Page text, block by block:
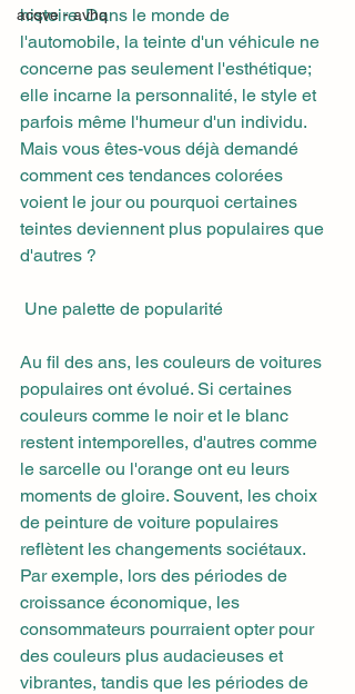
acqve - avhq
histoire. Dans le monde de
l'automobile, la teinte d'un véhicule ne
concerne pas seulement l'esthétique;
elle incarne la personnalité, le style et
parfois même l'humeur d'un individu.
Mais vous êtes-vous déjà demandé
comment ces tendances colorées
voient le jour ou pourquoi certaines
teintes deviennent plus populaires que
d'autres ?
Une palette de popularité
Au fil des ans, les couleurs de voitures
populaires ont évolué. Si certaines
couleurs comme le noir et le blanc
restent intemporelles, d'autres comme
le sarcelle ou l'orange ont eu leurs
moments de gloire. Souvent, les choix
de peinture de voiture populaires
reflètent les changements sociétaux.
Par exemple, lors des périodes de
croissance économique, les
consommateurs pourraient opter pour
des couleurs plus audacieuses et
vibrantes, tandis que les périodes de